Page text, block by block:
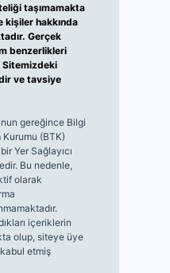
taşımamakta
kişiler hakkında
Gerçek
benzerlikleri
ve tavsiye
gereğince Bilgi
(BTK)
Yer Sağlayıcı
Bu nedenle,
olarak
içeriklerin
olup, siteye üye
etmiş